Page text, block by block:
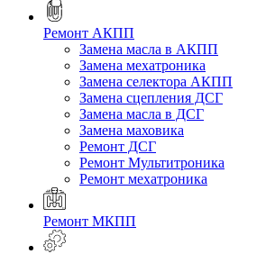
Ремонт АКПП
Замена масла в АКПП
Замена мехатроника
Замена селектора АКПП
Замена сцепления ДСГ
Замена масла в ДСГ
Замена маховика
Ремонт ДСГ
Ремонт Мультитроника
Ремонт мехатроника
Ремонт МКПП